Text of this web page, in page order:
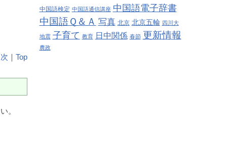
｜ Top
。
中国語検定 中国語通信講座 中国語電子辞書
中国語Ｑ＆Ａ 写真 北京 北京五輪 四川大
地震 子育て 教育 日中関係 春節 更新情報
農政